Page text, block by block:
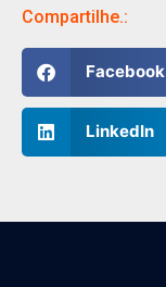
Compartilhe.:
Facebook
LinkedIn